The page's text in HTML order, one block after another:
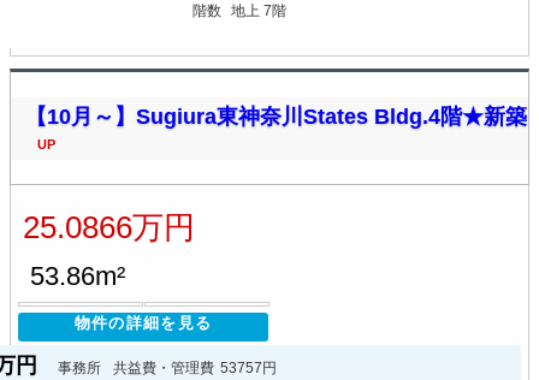
階数 地上 7階
【10月～】Sugiura東神奈川States Bldg.4階★新築
UP
25.0866万円
53.86m²
物件の詳細を見る
円 事務所 共益費・管理費 53757円